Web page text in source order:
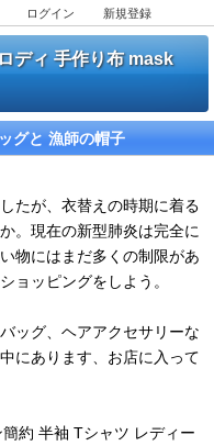
ログイン 新規登録
ディ 手作り布 mask
グと 漁師の帽子
たが、衣替えの時期に着る
。現在の新型肺炎は完全に
物にはまだ多くの制限があ
ョッピングをしよう。
ッグ、ヘアアクセサリーな
にあります、お店に入って
約 半袖 Tシャツ レディー